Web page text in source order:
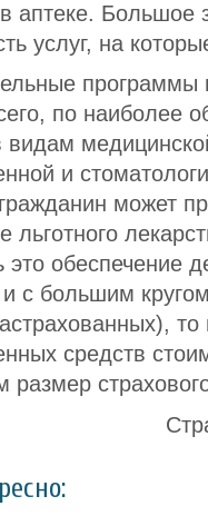
аптеке. Большое
услуг, на
программы
по наиболее
видам
и
может
льготного
это обеспечение
с большим
средств